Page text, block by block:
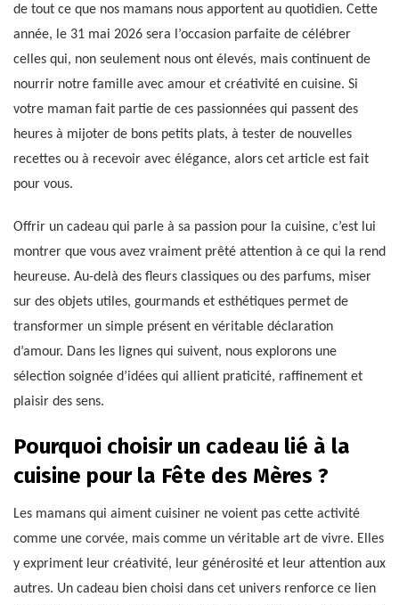
de tout ce que nos mamans nous apportent au quotidien. Cette
année, le 31 mai 2026 sera l’occasion parfaite de célébrer
celles qui, non seulement nous ont élevés, mais continuent de
nourrir notre famille avec amour et créativité en cuisine. Si
votre maman fait partie de ces passionnées qui passent des
heures à mijoter de bons petits plats, à tester de nouvelles
recettes ou à recevoir avec élégance, alors cet article est fait
pour vous.
Offrir un cadeau qui parle à sa passion pour la cuisine, c’est lui
montrer que vous avez vraiment prêté attention à ce qui la rend
heureuse. Au-delà des fleurs classiques ou des parfums, miser
sur des objets utiles, gourmands et esthétiques permet de
transformer un simple présent en véritable déclaration
d’amour. Dans les lignes qui suivent, nous explorons une
sélection soignée d’idées qui allient praticité, raffinement et
plaisir des sens.
Pourquoi choisir un cadeau lié à la
cuisine pour la Fête des Mères ?
Les mamans qui aiment cuisiner ne voient pas cette activité
comme une corvée, mais comme un véritable art de vivre. Elles
y expriment leur créativité, leur générosité et leur attention aux
autres. Un cadeau bien choisi dans cet univers renforce ce lien